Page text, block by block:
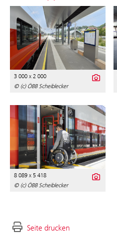
3 000 x 2 000
© (c) ÖBB Scheiblecker
8 089 x 5 418
© (c) ÖBB Scheiblecker
Seite drucken